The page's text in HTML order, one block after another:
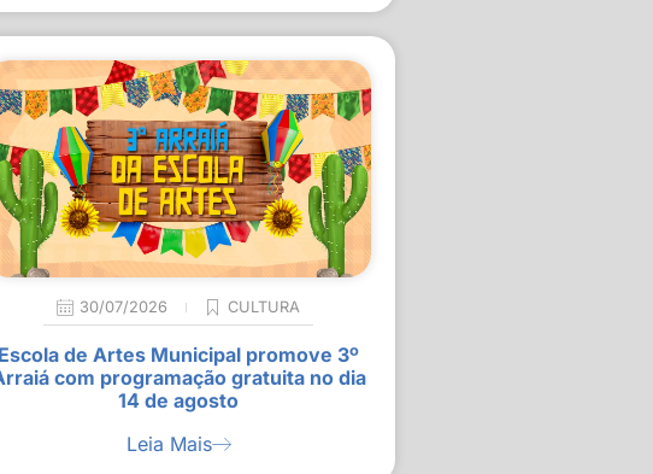
30/07/2026 CULTURA
Escola de Artes Municipal promove 3º
com programação gratuita no dia
14 de agosto
Leia Mais